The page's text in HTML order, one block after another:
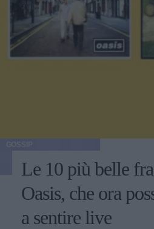
Le 10 più belle
Oasis, che ora
a sentire live